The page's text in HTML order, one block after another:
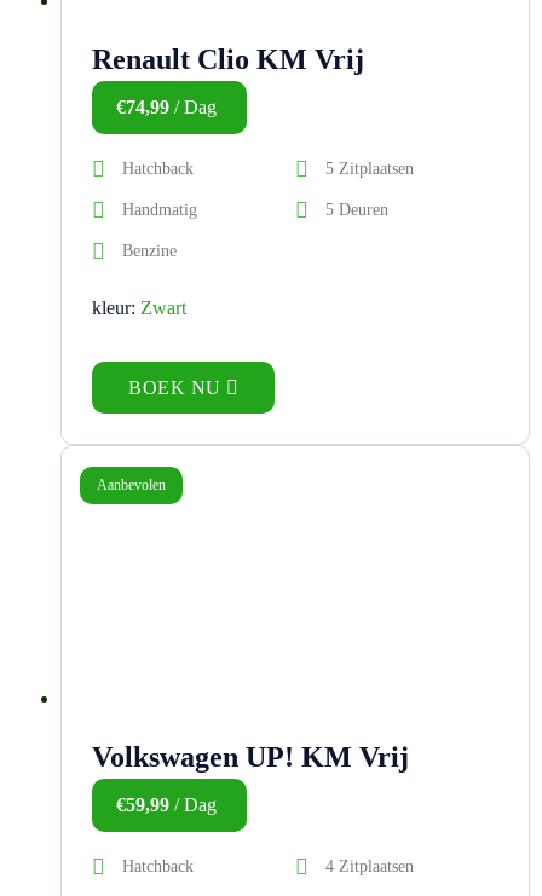
Renault Clio KM Vrij
€74,99 / Dag
Hatchback 5 Zitplaatsen
Handmatig 5 Deuren
Benzine
kleur: Zwart
BOEK NU
Aanbevolen
Volkswagen UP! KM Vrij
€59,99 / Dag
Hatchback 4 Zitplaatsen